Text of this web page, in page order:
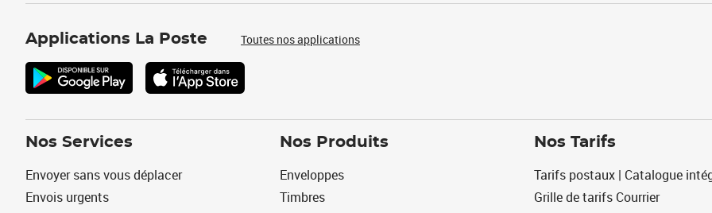
Applications La Poste Toutes nos applications
Nos Services
Envoyer sans vous déplacer
Envois urgents
Nos Produits
Enveloppes
Timbres
Nos Tarifs
Tarifs postaux | Catalogue
Grille de tarifs Courrier